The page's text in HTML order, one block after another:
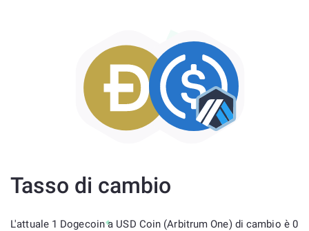
Tasso di cambio
L'attuale 1 Dogecoin a USD Coin (Arbitrum One) di cambio è 0